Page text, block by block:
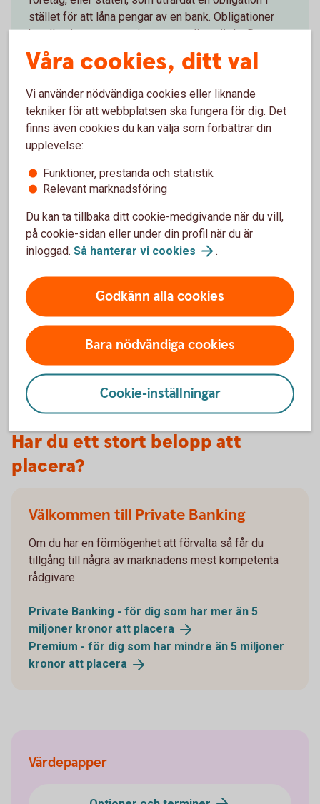
stället för att låna pengar av en bank. Obligationer
handlas i procent av sitt ursprungliga värde. Det
finns flera olika typer och du får avkastningen i form
av ränta.
Obligationer ochränteplaceringar
Mer information
Fonder
Aktier
Våra
värdepapperstjänster
Så handlar du
Prospekt
Har du ett stort belopp att
placera?
Välkommen till Private Banking
Om du har en förmögenhet att förvalta så får du
tillgång till några av marknadens mest kompetenta
rådgivare.
Private Banking - för dig som har mer än 5
miljoner kronor att placera
Premium - för dig som har mindre än 5 miljoner
kronor att placera
Värdepapper
Våra cookies, ditt val
Vi använder nödvändiga cookies eller liknande
tekniker för att webbplatsen ska fungera för dig. Det
finns även cookies du kan välja som förbättrar din
upplevelse:
Funktioner, prestanda och statistik
Relevant marknadsföring
Du kan ta tillbaka ditt cookie-medgivande när du vill,
på cookie-sidan eller under din profil när du är
inloggad. Så hanterar vi cookies .
Godkänn alla cookies
Bara nödvändiga cookies
Cookie-inställningar